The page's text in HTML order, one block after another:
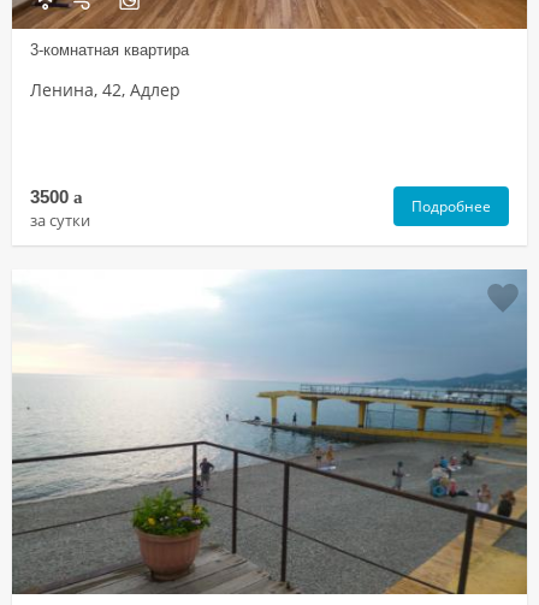
3-комнатная квартира
Ленина, 42, Адлер
3500 a
за сутки
Подробнее